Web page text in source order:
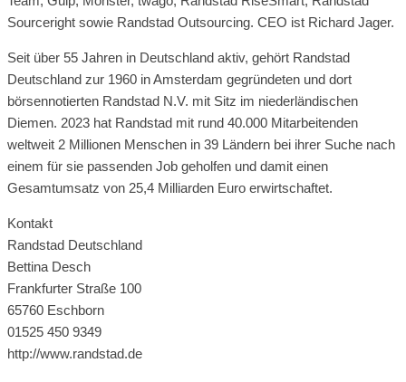
Sourceright sowie Randstad Outsourcing. CEO ist Richard Jager.
Seit über 55 Jahren in Deutschland aktiv, gehört Randstad
Deutschland zur 1960 in Amsterdam gegründeten und dort
börsennotierten Randstad N.V. mit Sitz im niederländischen
Diemen. 2023 hat Randstad mit rund 40.000 Mitarbeitenden
weltweit 2 Millionen Menschen in 39 Ländern bei ihrer Suche nach
einem für sie passenden Job geholfen und damit einen
Gesamtumsatz von 25,4 Milliarden Euro erwirtschaftet.
Kontakt
Randstad Deutschland
Bettina Desch
Frankfurter Straße 100
65760 Eschborn
01525 450 9349
http://www.randstad.de